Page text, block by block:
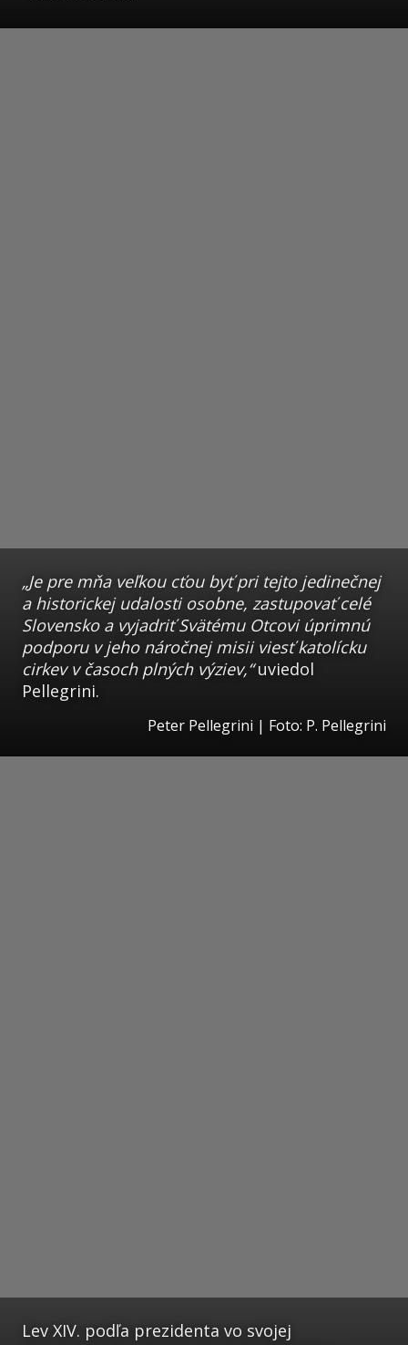
„Je pre mňa veľkou cťou byť pri tejto jedinečnej
a historickej udalosti osobne, zastupovať celé
Slovensko a vyjadriť Svätému Otcovi úprimnú
podporu v jeho náročnej misii viesť katolícku
cirkev v časoch plných výziev,“uviedol
Pellegrini.
Peter Pellegrini | Foto: P. Pellegrini
Lev XIV. podľa prezidenta vo svojej